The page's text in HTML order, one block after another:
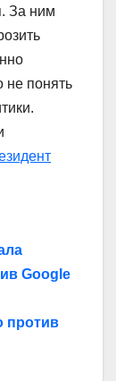
За ним
не понять
Google
против